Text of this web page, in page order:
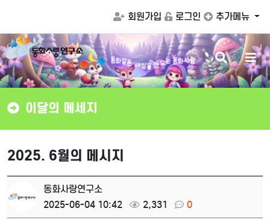
회원가입 로그인 추가메뉴
동화같은 세상을 만드는 동화사랑
검
색
버
튼
메
뉴
버
튼
이달의 메세지
2025. 6월의 메시지
동화사랑연구소
2025-06-04 10:42
2,331 0